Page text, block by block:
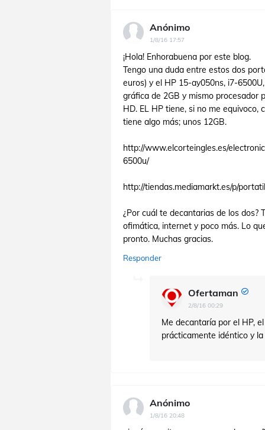
Anónimo
1/8/16 17:57
¡Hola! Enhorabuena por este blog.
Tengo una duda entre estos dos
euros) y el HP 15-ay050ns, i7-
gráfica de 2GB y mismo procesador
HD. EL HP tiene, si no me
tiene algo más; unos 12GB.
http://www.elcorteingles.es/
6500u/
http://tiendas.mediamarkt.es/p/
¿Por cuál te decantarias de los dos?
ofimática, internet y poco más. Lo
pronto. Muchas gracias.
Responder
Ofertaman
2/8/16 00:29
Me decantaría por el HP,
prácticamente idéntico y
Anónimo
1/8/16 20:48